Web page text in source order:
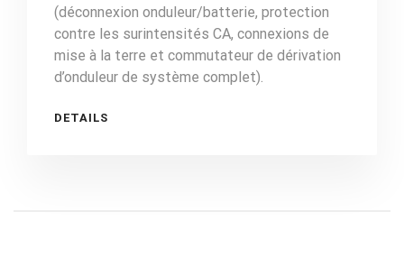
(déconnexion onduleur/batterie, protection
contre les surintensités CA, connexions de
mise à la terre et commutateur de dérivation
d’onduleur de système complet).
DETAILS